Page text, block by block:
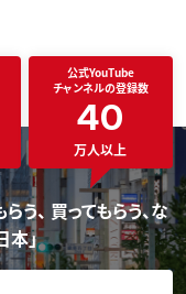
う、 買ってもらう、な
本」
公式YouTube
チャンネルの登録数
40
万人以上